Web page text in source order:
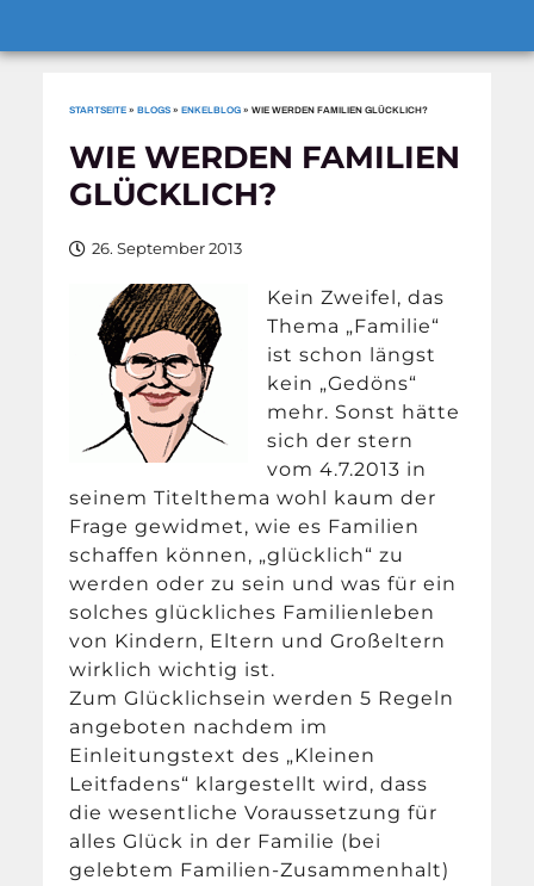
STARTSEITE »BLOGS »ENKELBLOG »WIE WERDEN FAMILIEN GLÜCKLICH?
WIE WERDEN FAMILIEN
GLÜCKLICH?
26. September 2013
Kein Zweifel, das
Thema „Familie“
ist schon längst
kein „Gedöns“
mehr. Sonst hätte
sich der stern
vom 4.7.2013 in
seinem Titelthema wohl kaum der
Frage gewidmet, wie es Familien
schaffen können, „glücklich“ zu
werden oder zu sein und was für ein
solches glückliches Familienleben
von Kindern, Eltern und Großeltern
wirklich wichtig ist.
Zum Glücklichsein werden 5 Regeln
angeboten nachdem im
Einleitungstext des „Kleinen
Leitfadens“ klargestellt wird, dass
die wesentliche Voraussetzung für
alles Glück in der Familie (bei
gelebtem Familien-Zusammenhalt)